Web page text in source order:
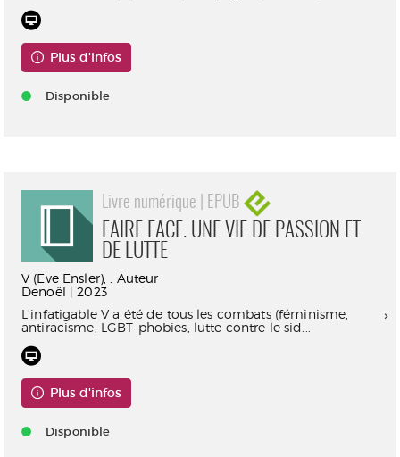
Plus d'infos
Disponible
Livre numérique | EPUB
FAIRE FACE. UNE VIE DE PASSION ET
DE LUTTE
V (Eve Ensler), . Auteur
Denoël | 2023
L’infatigable V a été de tous les combats (féminisme,
antiracisme, LGBT-phobies, lutte contre le sid...
Plus d'infos
Disponible